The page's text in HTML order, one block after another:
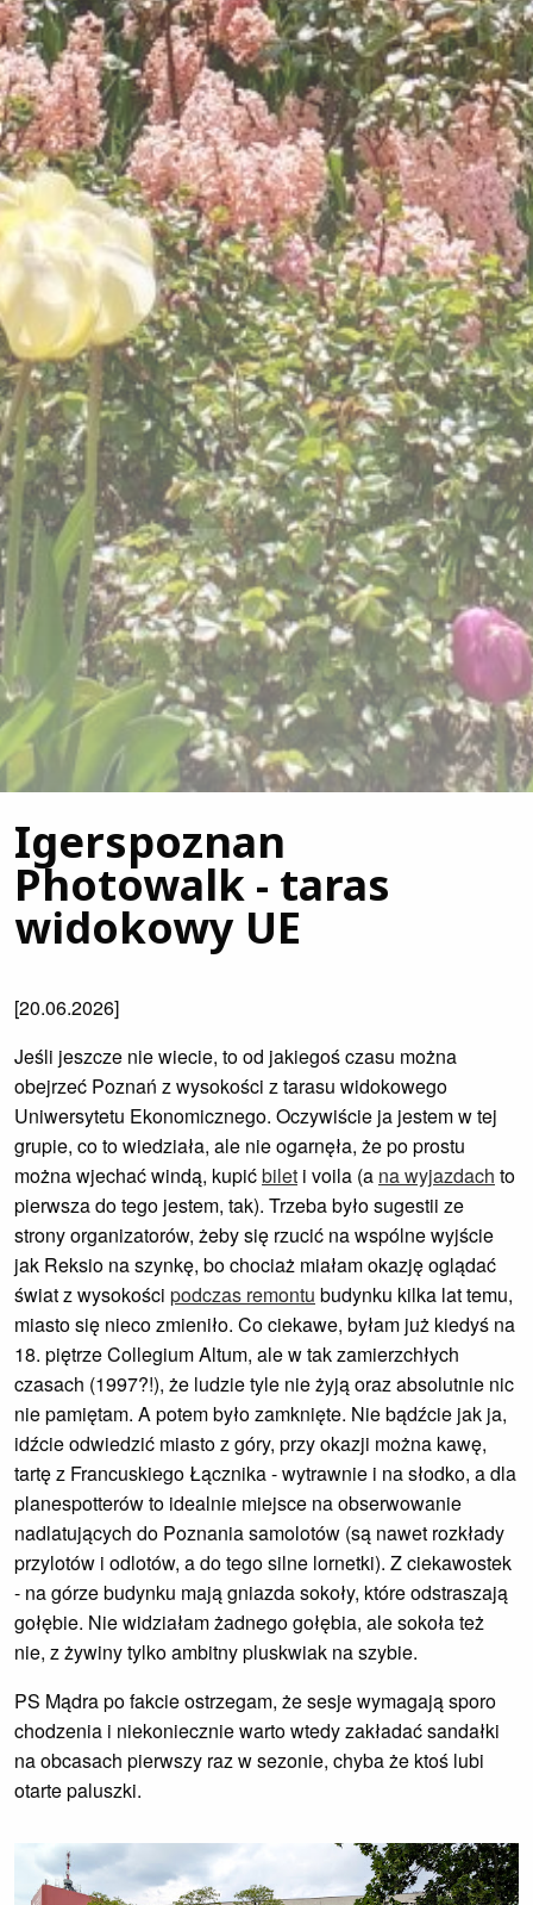
Igerspoznan
Photowalk - taras
widokowy UE
[20.06.2026]
Jeśli jeszcze nie wiecie, to od jakiegoś czasu można
obejrzeć Poznań z wysokości z tarasu widokowego
Uniwersytetu Ekonomicznego. Oczywiście ja jestem w tej
grupie, co to wiedziała, ale nie ogarnęła, że po prostu
można wjechać windą, kupićbilet i voila (a na wyjazdach to
pierwsza do tego jestem, tak). Trzeba było sugestii ze
strony organizatorów, żeby się rzucić na wspólne wyjście
jak Reksio na szynkę, bo chociaż miałam okazję oglądać
świat z wysokości podczas remontu budynku kilka lat temu,
miasto się nieco zmieniło. Co ciekawe, byłam już kiedyś na
18. piętrze Collegium Altum, ale w tak zamierzchłych
czasach (1997?!), że ludzie tyle nie żyją oraz absolutnie nic
nie pamiętam. A potem było zamknięte. Nie bądźcie jak ja,
idźcie odwiedzić miasto z góry, przy okazji można kawę,
tartę z Francuskiego Łącznika - wytrawnie i na słodko, a dla
planespotterów to idealnie miejsce na obserwowanie
nadlatujących do Poznania samolotów (są nawet rozkłady
przylotów i odlotów, a do tego silne lornetki). Z ciekawostek
- na górze budynku mają gniazda sokoły, które odstraszają
gołębie. Nie widziałam żadnego gołębia, ale sokoła też
nie, z żywiny tylko ambitny pluskwiak na szybie.
PS Mądra po fakcie ostrzegam, że sesje wymagają sporo
chodzenia i niekoniecznie warto wtedy zakładać sandałki
na obcasach pierwszy raz w sezonie, chyba że ktoś lubi
otarte paluszki.